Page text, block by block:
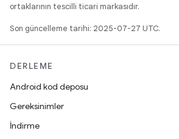
ortaklarının tescilli ticari markasıdır.
Son güncelleme tarihi: 2025-07-27 UTC.
DERLEME
Android kod deposu
Gereksinimler
İndirme